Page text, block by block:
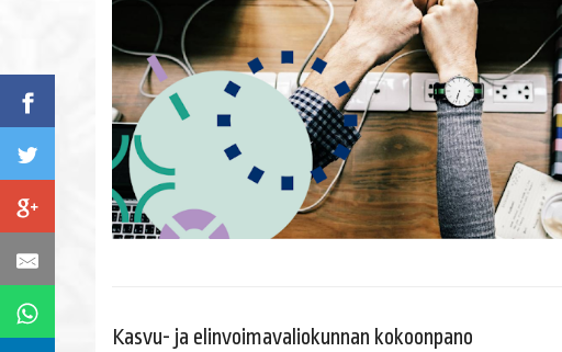
Kasvu- ja elinvoimavaliokunnan kokoonpano